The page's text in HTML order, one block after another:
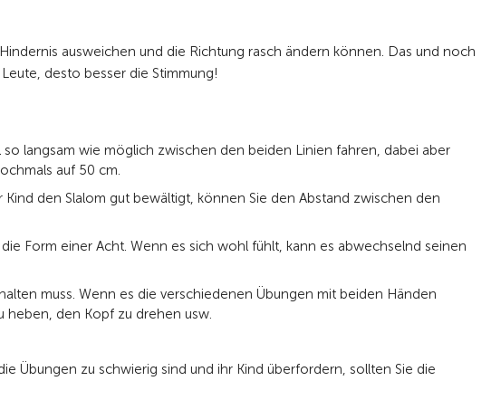
ausweichen und die Richtung rasch ändern können. Das und noch
desto besser die Stimmung!
langsam wie möglich zwischen den beiden Linien fahren, dabei aber
auf 50 cm.
den Slalom gut bewältigt, können Sie den Abstand zwischen den
Form einer Acht. Wenn es sich wohl fühlt, kann es abwechselnd seinen
muss. Wenn es die verschiedenen Übungen mit beiden Händen
heben, den Kopf zu drehen usw.
Übungen zu schwierig sind und ihr Kind überfordern, sollten Sie die